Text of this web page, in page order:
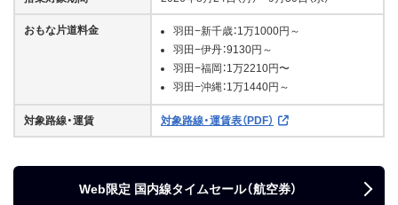
おもな片道料金
羽田−新千歳：1万1000円～
羽田−伊丹：9130円～
羽田−福岡：1万2210円〜
羽田−沖縄：1万1440円～
対象路線・運賃 対象路線・運賃表（PDF）
Web限定 国内線タイムセール（航空券）